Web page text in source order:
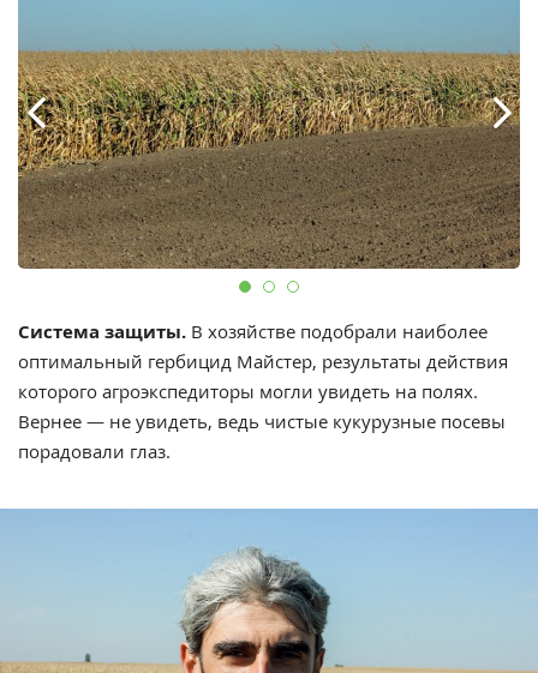
Система защиты. В хозяйстве подобрали наиболее
оптимальный гербицид Майстер, результаты действия
которого агроэкспедиторы могли увидеть на полях.
Вернее — не увидеть, ведь чистые кукурузные посевы
порадовали глаз.